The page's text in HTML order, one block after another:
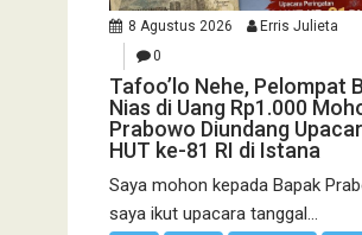
8 Agustus 2026
Erris Julieta
0
Tafoo’lo Nehe, Pelompat
Nias di Uang Rp1.000
Prabowo Diundang
HUT ke-81 RI di Istana
Saya mohon kepada Bapak
saya ikut upacara tanggal...